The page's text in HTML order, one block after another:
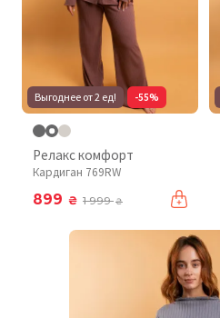
Выгоднее от 2 ед! -55%
Релакс комфорт
Кардиган 769RW
899 ₴ 1 999₴